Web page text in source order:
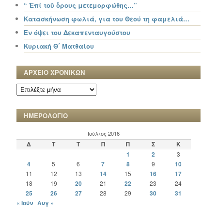
“ Ἐπί τοῦ ὄρους μετεμορφώθης…”
Κατασκήνωση φωλιά, για του Θεού τη φαμελιά…
Εν όψει του Δεκαπενταυγούστου
Κυριακή Θ΄ Ματθαίου
ΑΡΧΕΙΟ ΧΡΟΝΙΚΩΝ
ΑΡΧΕΙΟ
ΧΡΟΝΙΚΩΝ
ΗΜΕΡΟΛΟΓΙΟ
Ιούλιος 2016
Δ Τ Τ Π Π Σ
Κ
1
2 3
4 5 6 7 8 9 10
11 12 13 14 15 16 17
18 19 20 21 22 23 24
25 26 27 28 29 30
31
« Ιούν Αυγ »